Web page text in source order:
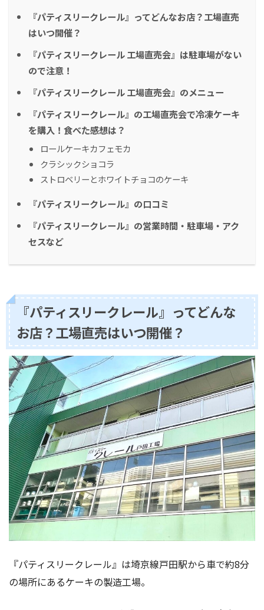
『パティスリークレール』ってどんなお店？工場直売
はいつ開催？
『パティスリークレール 工場直売会』は駐車場がない
ので注意！
『パティスリークレール 工場直売会』のメニュー
『パティスリークレール』の工場直売会で冷凍ケーキ
を購入！食べた感想は？
ロールケーキカフェモカ
クラシックショコラ
ストロベリーとホワイトチョコのケーキ
『パティスリークレール』の口コミ
『パティスリークレール』の営業時間・駐車場・アク
セスなど
『パティスリークレール』ってどんな
お店？工場直売はいつ開催？
『パティスリークレール』は埼京線戸田駅から車で約8分
の場所にあるケーキの製造工場。